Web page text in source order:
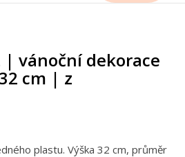
| vánoční dekorace
cm | z
plastu. Výška 32 cm, průměr